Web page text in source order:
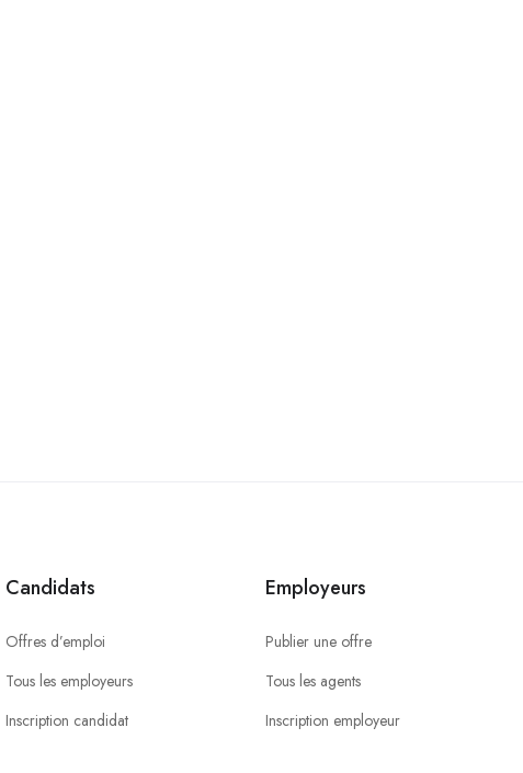
Candidats
Offres d’emploi
Tous les employeurs
Inscription candidat
Employeurs
Publier une offre
Tous les agents
Inscription employeur